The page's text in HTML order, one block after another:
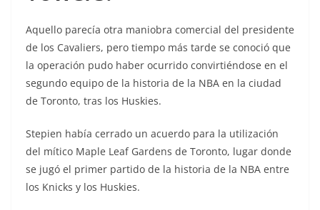
Aquello parecía otra maniobra comercial del presidente
de los Cavaliers, pero tiempo más tarde se conoció que
la operación pudo haber ocurrido convirtiéndose en el
segundo equipo de la historia de la NBA en la ciudad
de Toronto, tras los Huskies.
Stepien había cerrado un acuerdo para la utilización
del mítico Maple Leaf Gardens de Toronto, lugar donde
se jugó el primer partido de la historia de la NBA entre
los Knicks y los Huskies.